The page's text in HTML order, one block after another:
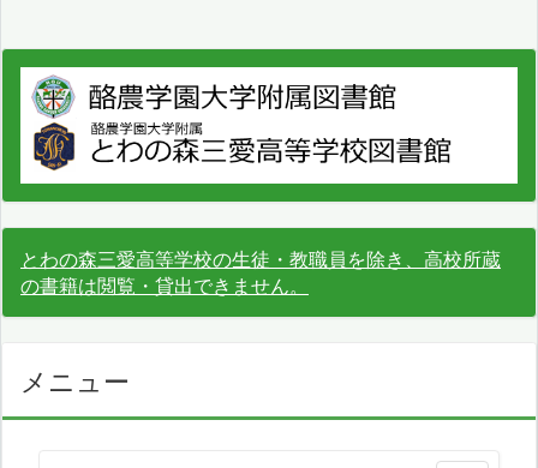
とわの森三愛高等学校の生徒・教職員を除き、高校所蔵
の書籍は閲覧・貸出できません。
メニュー